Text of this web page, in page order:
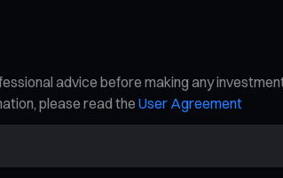
advice before making any
please read the User Agreement